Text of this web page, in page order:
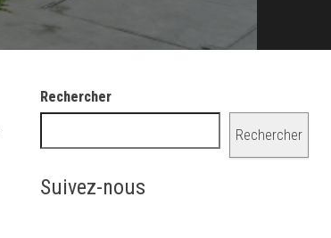
Rechercher
Rechercher
Suivez-nous